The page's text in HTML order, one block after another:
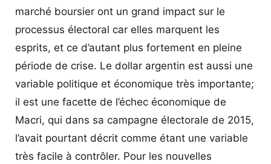
marché boursier ont un grand impact sur le
processus électoral car elles marquent les
esprits, et ce d’autant plus fortement en pleine
période de crise. Le dollar argentin est aussi une
variable politique et économique très importante;
il est une facette de l’échec économique de
Macri, qui dans sa campagne électorale de 2015,
l’avait pourtant décrit comme étant une variable
très facile à contrôler. Pour les nouvelles